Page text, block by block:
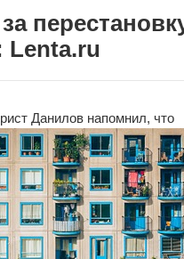
Lenta.ru
Данилов напомнил, что